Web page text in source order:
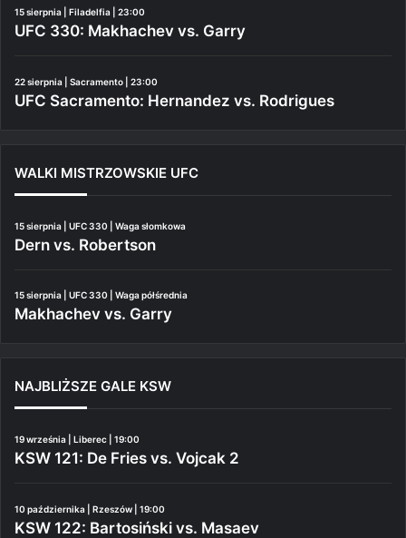
15 sierpnia | Filadelfia | 23:00
UFC 330: Makhachev vs. Garry
22 sierpnia | Sacramento | 23:00
UFC Sacramento: Hernandez vs. Rodrigues
WALKI MISTRZOWSKIE UFC
15 sierpnia | UFC 330 | Waga słomkowa
Dern vs. Robertson
15 sierpnia | UFC 330 | Waga półśrednia
Makhachev vs. Garry
NAJBLIŻSZE GALE KSW
19 września | Liberec | 19:00
KSW 121: De Fries vs. Vojcak 2
10 października | Rzeszów | 19:00
KSW 122: Bartosiński vs. Masaev